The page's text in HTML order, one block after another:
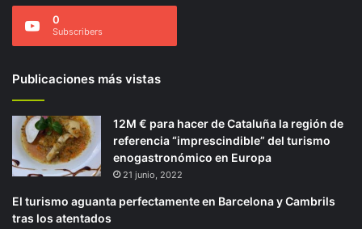
0
Subscribers
Publicaciones más vistas
12M € para hacer de Cataluña la región de
referencia “imprescindible” del turismo
enogastronómico en Europa
21 junio, 2022
El turismo aguanta perfectamente en Barcelona y Cambrils
tras los atentados